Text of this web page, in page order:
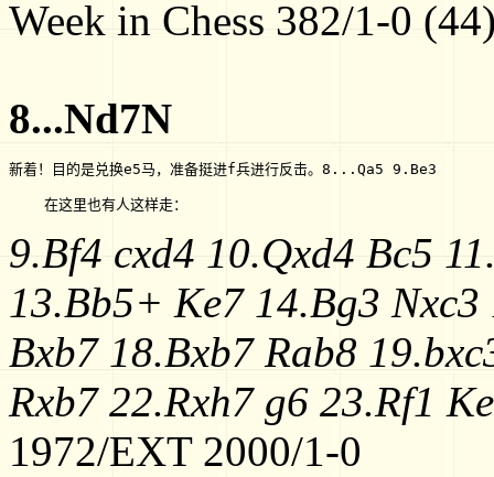
Week in Chess 382/1-0
8...Nd7N
新着！目的是兑换e5马，准备挺进f兵进行反击。8...Qa5 9.Be3
    在这里也有人这样走：
9.Bf4 cxd4 10.Qxd4 Bc5
13.Bb5+ Ke7 14.Bg3
Bxb7 18.Bxb7 Rab8
Rxb7 22.Rxh7 g6 23.Rf1
1972/EXT 2000/1-0